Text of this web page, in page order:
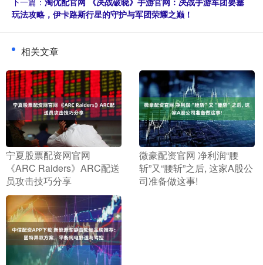
玩法攻略，伊卡路斯行星的守护与军团荣耀之巅！
相关文章
​宁夏股票配资网官网
《ARC Raiders》ARC配送
员攻击技巧分享
​微豪配资官网 净利润“腰
斩”又“腰斩”之后, 这家A股公
司准备做这事!